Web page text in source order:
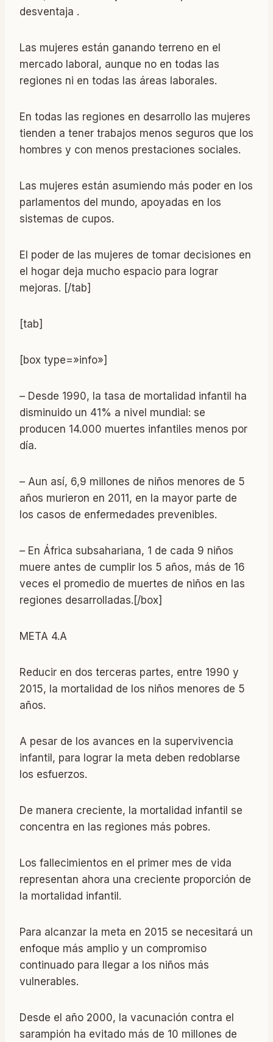
desventaja .
Las mujeres están ganando terreno en el
mercado laboral, aunque no en todas las
regiones ni en todas las áreas laborales.
En todas las regiones en desarrollo las mujeres
tienden a tener trabajos menos seguros que los
hombres y con menos prestaciones sociales.
Las mujeres están asumiendo más poder en los
parlamentos del mundo, apoyadas en los
sistemas de cupos.
El poder de las mujeres de tomar decisiones en
el hogar deja mucho espacio para lograr
mejoras. [/tab]
[tab]
[box type=»info»]
– Desde 1990, la tasa de mortalidad infantil ha
disminuido un 41% a nivel mundial: se
producen 14.000 muertes infantiles menos por
día.
– Aun así, 6,9 millones de niños menores de 5
años murieron en 2011, en la mayor parte de
los casos de enfermedades prevenibles.
– En África subsahariana, 1 de cada 9 niños
muere antes de cumplir los 5 años, más de 16
veces el promedio de muertes de niños en las
regiones desarrolladas.[/box]
META 4.A
Reducir en dos terceras partes, entre 1990 y
2015, la mortalidad de los niños menores de 5
años.
A pesar de los avances en la supervivencia
infantil, para lograr la meta deben redoblarse
los esfuerzos.
De manera creciente, la mortalidad infantil se
concentra en las regiones más pobres.
Los fallecimientos en el primer mes de vida
representan ahora una creciente proporción de
la mortalidad infantil.
Para alcanzar la meta en 2015 se necesitará un
enfoque más amplio y un compromiso
continuado para llegar a los niños más
vulnerables.
Desde el año 2000, la vacunación contra el
sarampión ha evitado más de 10 millones de